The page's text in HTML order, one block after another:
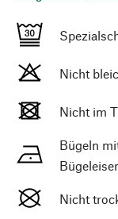
Nicht
Nicht im
Bügeln
Nicht